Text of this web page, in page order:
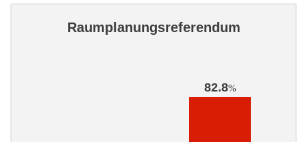
Raumplanungsreferendum
82.8%